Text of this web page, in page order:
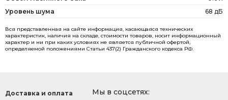
Уровень шума
68 дБ
Вся представленная на сайте информация, касающаяся технических
характеристик, наличия на складе, стоимости товаров, носит информационный
характер и ни при каких условиях не является публичной офертой,
определяемой положениями Статьи 437(2) Гражданского кодекса РФ.
Мы в соцсетях:
Доставка и оплата